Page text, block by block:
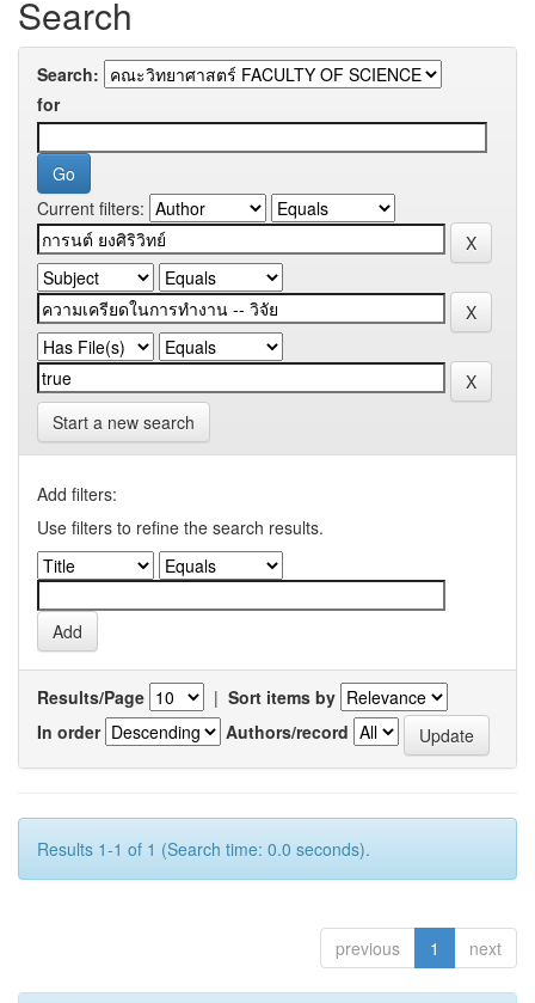
Search
Search:
for
Current filters:
Start a new search
Add filters:
Use filters to refine the search results.
Results/Page | Sort items by
In order
Authors/record
Results 1-1 of 1 (Search time: 0.0 seconds).
previous 1 next